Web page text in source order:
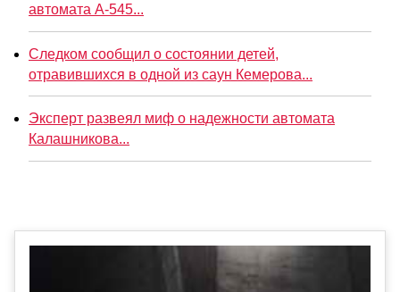
автомата А-545...
Следком сообщил о состоянии детей,
отравившихся в одной из саун Кемерова...
Эксперт развеял миф о надежности автомата
Калашникова...